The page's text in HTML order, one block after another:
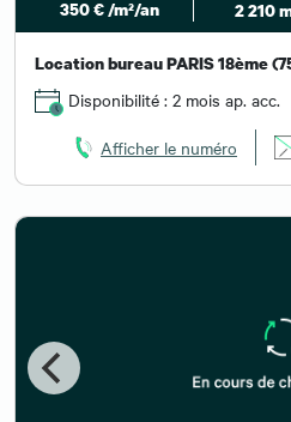
350 € /m²/an 2 210
Location bureau PARIS 18ème
Disponibilité : 2 mois ap. acc.
Afficher le numéro